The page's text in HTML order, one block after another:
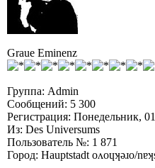
Graue Eminenz
Группа: Admin
Сообщений: 5 300
Регистрация: Понедельник,
Из: Des Universums
Пользователь №: 1 871
Город: Hauptstadt oʌoɥʞǝɹo/